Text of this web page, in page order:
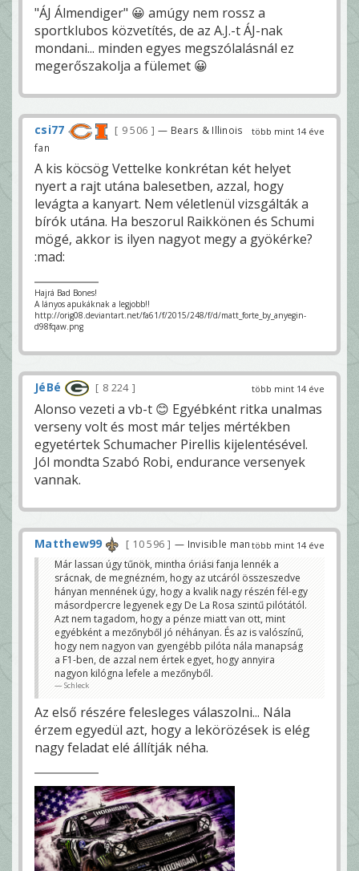
"ÁJ Álmendiger" 😀 amúgy nem rossz a
sportklubos közvetítés, de az A.J.-t ÁJ-nak
mondani... minden egyes megszólalásnál ez
megerőszakolja a fülemet 😀
több mint 14 éve
csi77 9 506
— Bears & Illinois
fan
A kis köcsög Vettelke konkrétan két helyet
nyert a rajt utána balesetben, azzal, hogy
levágta a kanyart. Nem véletlenül vizsgálták a
bírók utána. Ha beszorul Raikkönen és Schumi
mögé, akkor is ilyen nagyot megy a gyökérke?
:mad:
Hajrá Bad Bones!
A lányos apukáknak a legjobb!!
http://orig08.deviantart.net/fa61/f/2015/248/f/d/matt_forte_by_anyegin-
d98fqaw.png
több mint 14 éve
JéBé 8 224
Alonso vezeti a vb-t 😊 Egyébként ritka unalmas
verseny volt és most már teljes mértékben
egyetértek Schumacher Pirellis kijelentésével.
Jól mondta Szabó Robi, endurance versenyek
vannak.
több mint 14 éve
Matthew99 10 596 — Invisible man
Már lassan úgy tűnök, mintha óriási fanja lennék a
srácnak, de megnézném, hogy az utcáról összeszedve
hányan mennének úgy, hogy a kvalik nagy részén fél-egy
másordpercre legyenek egy De La Rosa szintű pilótától.
Azt nem tagadom, hogy a pénze miatt van ott, mint
egyébként a mezőnyből jó néhányan. És az is valószínű,
hogy nem nagyon van gyengébb pilóta nála manapság
a F1-ben, de azzal nem értek egyet, hogy annyira
nagyon kilógna lefele a mezőnyből.
Schleck
Az első részére felesleges válaszolni... Nála
érzem egyedül azt, hogy a lekörözések is elég
nagy feladat elé állítják néha.